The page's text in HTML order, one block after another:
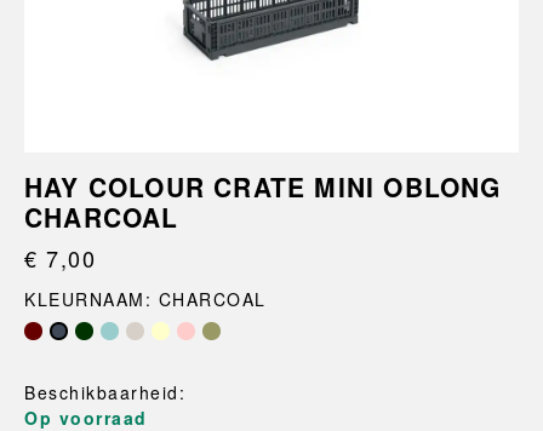
HAY COLOUR CRATE MINI OBLONG
CHARCOAL
€ 7,00
KLEURNAAM: CHARCOAL
Beschikbaarheid:
Op voorraad